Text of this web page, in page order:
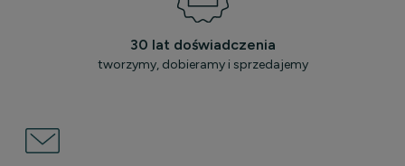
30 lat doświadczenia
tworzymy, dobieramy i sprzedajemy